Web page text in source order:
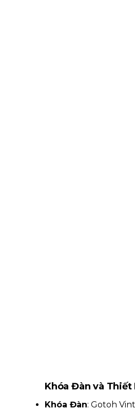
Khóa Đàn và Thiết
Khóa Đàn: Gotoh